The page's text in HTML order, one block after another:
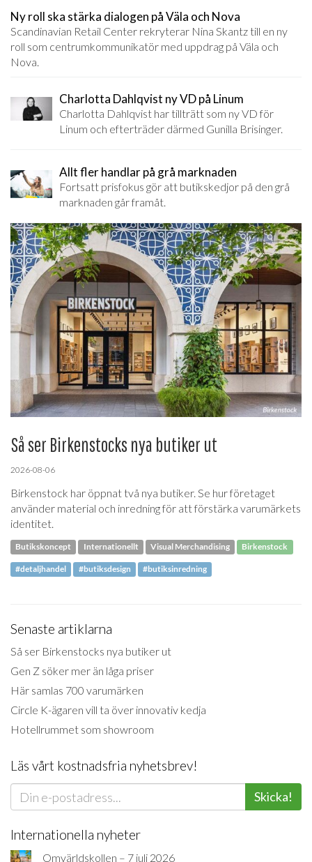
Ny roll ska stärka dialogen på Väla och Nova
Scandinavian Retail Center rekryterar Nina Skantz till en ny
roll som centrumkommunikatör med uppdrag på Väla och
Nova.
Charlotta Dahlqvist ny VD på Linum
Charlotta Dahlqvist har tillträtt som ny VD för
Linum och efterträder därmed Gunilla Brisinger.
Allt fler handlar på grå marknaden
Fortsatt prisfokus gör att butikskedjor på den grå
marknaden går framåt.
Så ser Birkenstocks nya butiker ut
2026-08-06
Birkenstock har öppnat två nya butiker. Se hur företaget
använder material och inredning för att förstärka varumärkets
identitet.
Butikskoncept Internationellt Visual Merchandising Birkenstock
#detaljhandel #butiksdesign #butiksinredning
Senaste artiklarna
Så ser Birkenstocks nya butiker ut
Gen Z söker mer än låga priser
Här samlas 700 varumärken
Circle K-ägaren vill ta över innovativ kedja
Hotellrummet som showroom
Läs vårt kostnadsfria nyhetsbrev!
Skicka!
Internationella nyheter
Omvärldskollen – 7 juli 2026